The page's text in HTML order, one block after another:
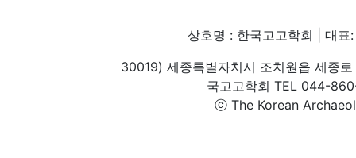
상호명 : 한국고고학회 | 대
30019) 세종특별자치시 조치원읍 세종
국고고학회 TEL 044-
ⓒ The Korean